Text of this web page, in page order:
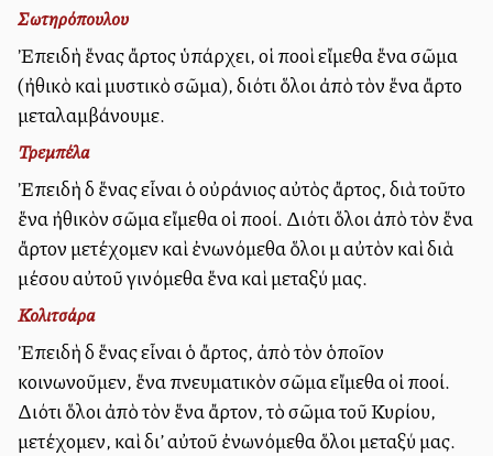
Σωτηρόπουλου
Ἐπειδὴ ἕνας ἄρτος ὑπάρχει, οἱ πολλοὶ εἴμεθα ἕνα σῶμα
(ἠθικὸ καὶ μυστικὸ σῶμα), διότι ὅλοι ἀπὸ τὸν ἕνα ἄρτο
μεταλαμβάνουμε.
Τρεμπέλα
Ἐπειδὴ δὲ ἕνας εἶναι ὁ οὐράνιος αὐτὸς ἄρτος, διὰ τοῦτο
ἕνα ἠθικὸν σῶμα εἴμεθα οἱ πολλοί. Διότι ὅλοι ἀπὸ τὸν ἕνα
ἄρτον μετέχομεν καὶ ἐνωνόμεθα ὅλοι μὲ αὐτὸν καὶ διὰ
μέσου αὐτοῦ γινόμεθα ἕνα καὶ μεταξύ μας.
Κολιτσάρα
Ἐπειδὴ δὲ ἕνας εἶναι ὁ ἄρτος, ἀπὸ τὸν ὁποῖον
κοινωνοῦμεν, ἕνα πνευματικὸν σῶμα εἴμεθα οἱ πολλοί.
Διότι ὅλοι ἀπὸ τὸν ἕνα ἄρτον, τὸ σῶμα τοῦ Κυρίου,
μετέχομεν, καὶ δι’ αὐτοῦ ἐνωνόμεθα ὅλοι μεταξύ μας.